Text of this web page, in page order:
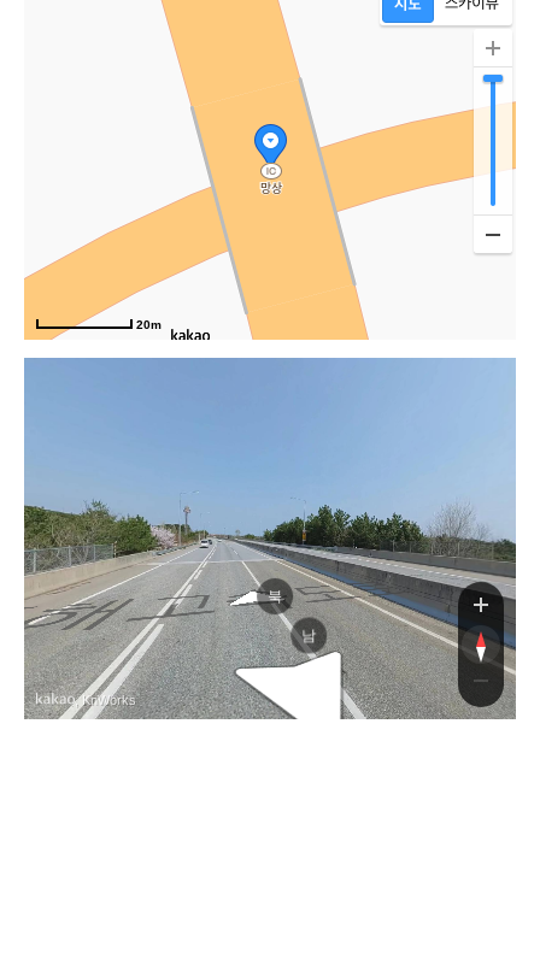
20m
속도로
북
남
, KnWorks